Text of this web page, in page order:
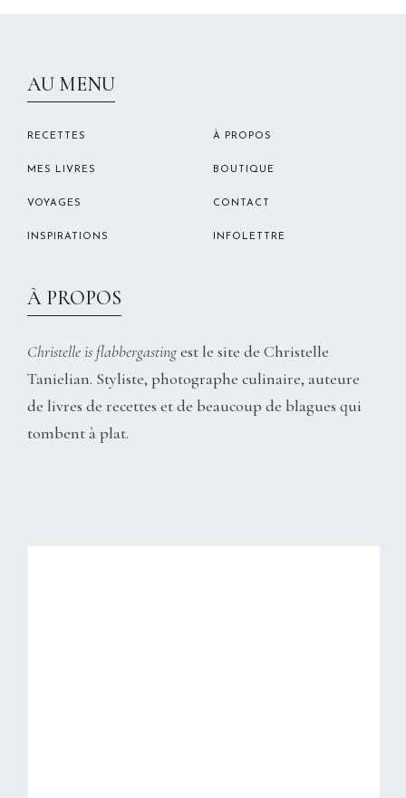
AU MENU
RECETTES
MES LIVRES
VOYAGES
INSPIRATIONS
À PROPOS
BOUTIQUE
CONTACT
INFOLETTRE
À PROPOS
Christelle is flabbergastingest le site de Christelle
Tanielian. Styliste, photographe culinaire, auteure
de livres de recettes et de beaucoup de blagues qui
tombent à plat.